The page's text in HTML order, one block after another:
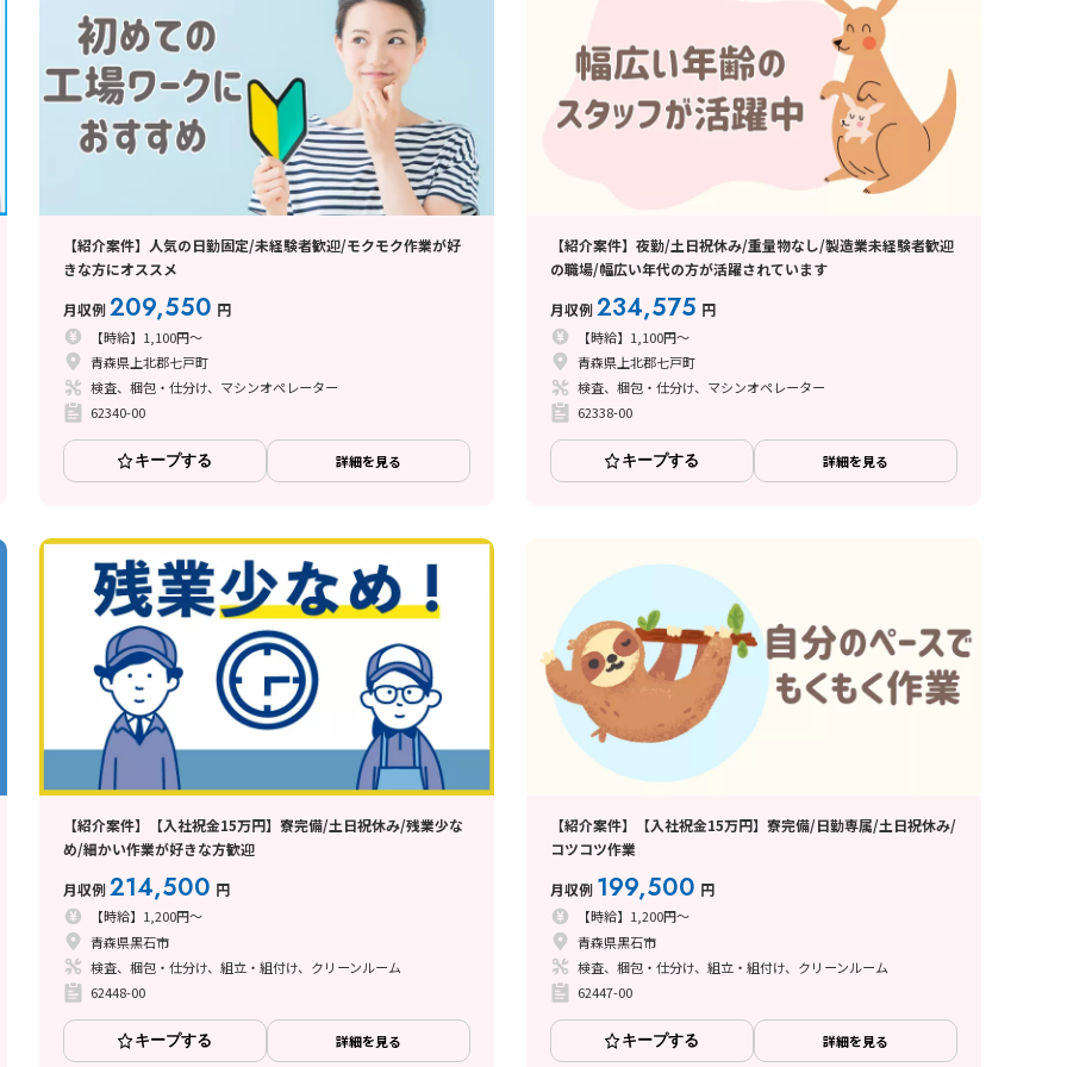
【紹介案件】人気の日勤固定/未経験者歓迎/モクモク作業が好
きな方にオススメ
月収例209,550 円
【時給】1,100円～
青森県上北郡七戸町
検査、梱包・仕分け、マシンオペレーター
62340-00
キープする 詳細を見る
【紹介案件】夜勤/土日祝休み/重量物なし/製造業未経験者歓迎
の職場/幅広い年代の方が活躍されています
月収例234,575 円
【時給】1,100円～
青森県上北郡七戸町
検査、梱包・仕分け、マシンオペレーター
62338-00
キープする 詳細を見る
【紹介案件】【入社祝金15万円】寮完備/土日祝休み/残業少な
め/細かい作業が好きな方歓迎
月収例214,500 円
【時給】1,200円～
青森県黒石市
検査、梱包・仕分け、組立・組付け、クリーンルーム
62448-00
キープする 詳細を見る
【紹介案件】【入社祝金15万円】寮完備/日勤専属/土日祝休み/
コツコツ作業
月収例 199,500 円
【時給】1,200円～
青森県黒石市
検査、梱包・仕分け、組立・組付け、クリーンルーム
62447-00
キープする 詳細を見る